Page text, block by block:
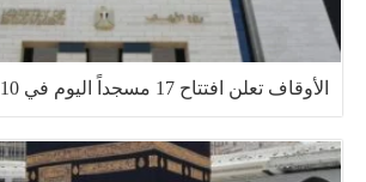
الأوقاف تعلن افتتاح 17 مسجداً اليوم في 10 محافظات